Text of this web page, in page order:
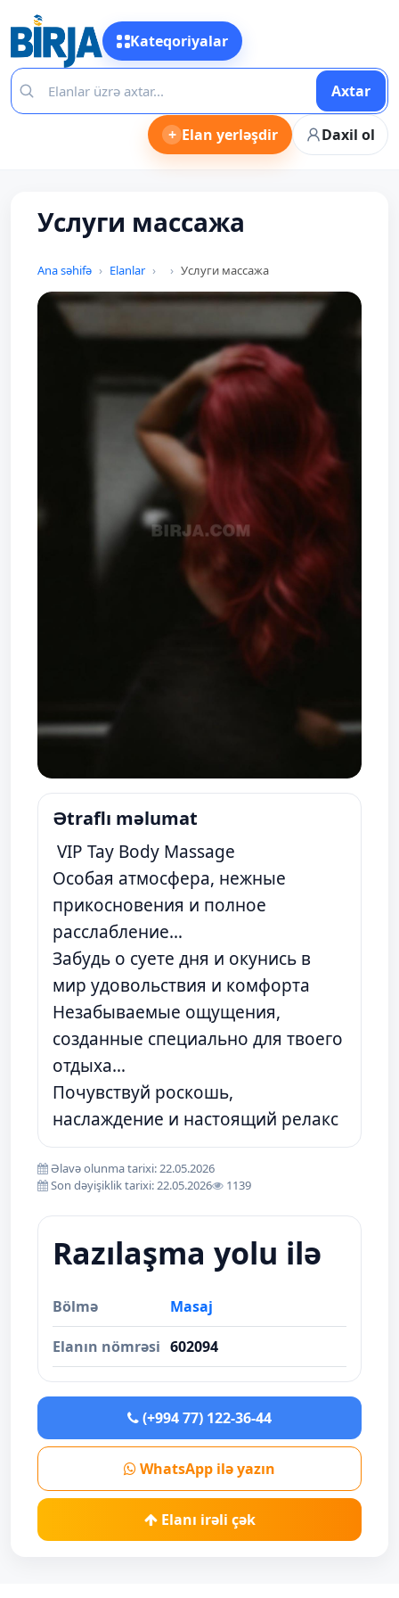
Kateqoriyalar
Axtar
+ Elan yerləşdir Daxil ol
Услуги массажа
Ana səhifə Elanlar Услуги массажа
Ətraflı məlumat
VIP Tay Body Massage
Особая атмосфера, нежные
прикосновения и полное
расслабление…
Забудь о суете дня и окунись в
мир удовольствия и комфорта
Незабываемые ощущения,
созданные специально для твоего
отдыха…
Почувствуй роскошь,
наслаждение и настоящий релакс
Əlavə olunma tarixi: 22.05.2026
Son dəyişiklik tarixi: 22.05.2026
1139
Razılaşma yolu ilə
Bölmə Masaj
Elanın nömrəsi 602094
(+994 77) 122-36-44
WhatsApp ilə yazın
Elanı irəli çək